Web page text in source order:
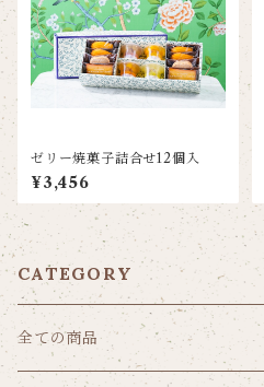
ゼリー焼菓子詰合せ12個入
¥3,456
CATEGORY
全ての商品